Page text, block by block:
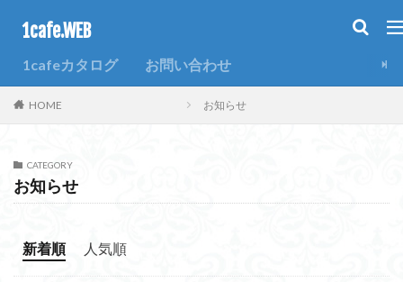
1cafe.WEB
1cafeカタログ お問い合わせ
HOME お知らせ
CATEGORY
お知らせ
新着順 人気順
カテゴリー
タグ
過去